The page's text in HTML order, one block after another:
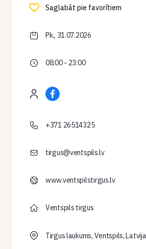
Saglabāt pie favorītiem
Pk., 31.07.2026
08:00 - 23:00
+371 26514325
tirgus@ventspils.lv
www.ventspilstirgus.lv
Ventspils tirgus
Tirgus laukums, Ventspils, Latvija